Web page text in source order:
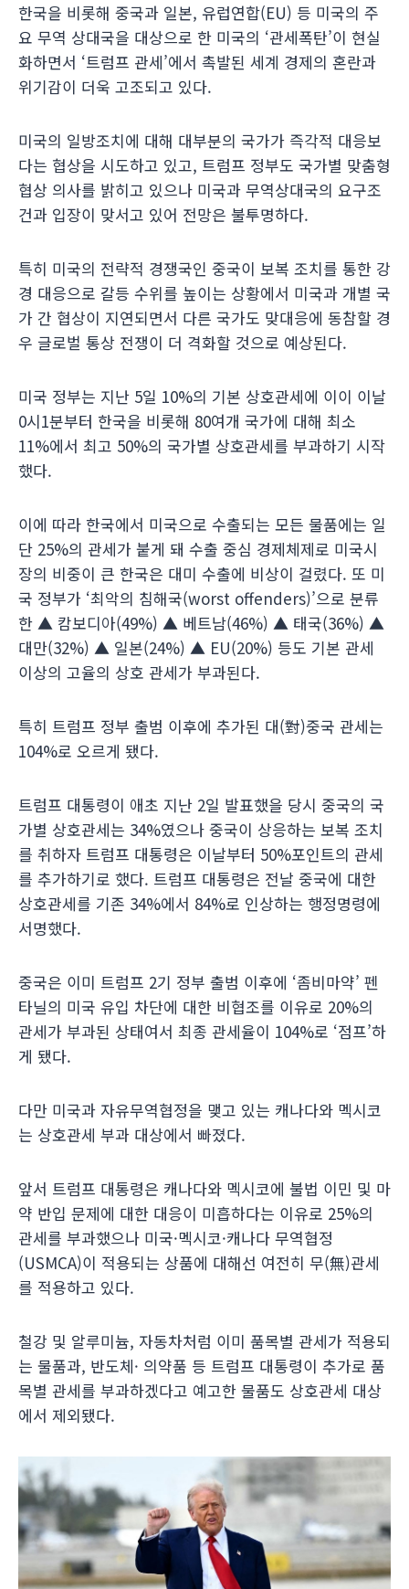
한국을 비롯해 중국과 일본, 유럽연합(EU) 등 미국의 주
요 무역 상대국을 대상으로 한 미국의 ‘관세폭탄’이 현실
화하면서 ‘트럼프 관세’에서 촉발된 세계 경제의 혼란과
위기감이 더욱 고조되고 있다.
미국의 일방조치에 대해 대부분의 국가가 즉각적 대응보
다는 협상을 시도하고 있고, 트럼프 정부도 국가별 맞춤형
협상 의사를 밝히고 있으나 미국과 무역상대국의 요구조
건과 입장이 맞서고 있어 전망은 불투명하다.
특히 미국의 전략적 경쟁국인 중국이 보복 조치를 통한 강
경 대응으로 갈등 수위를 높이는 상황에서 미국과 개별 국
가 간 협상이 지연되면서 다른 국가도 맞대응에 동참할 경
우 글로벌 통상 전쟁이 더 격화할 것으로 예상된다.
미국 정부는 지난 5일 10%의 기본 상호관세에 이이 이날
0시1분부터 한국을 비롯해 80여개 국가에 대해 최소
11%에서 최고 50%의 국가별 상호관세를 부과하기 시작
했다.
이에 따라 한국에서 미국으로 수출되는 모든 물품에는 일
단 25%의 관세가 붙게 돼 수출 중심 경제체제로 미국시
장의 비중이 큰 한국은 대미 수출에 비상이 걸렸다. 또 미
국 정부가 ‘최악의 침해국(worst offenders)’으로 분류
한 ▲ 캄보디아(49%) ▲ 베트남(46%) ▲ 태국(36%) ▲
대만(32%) ▲ 일본(24%) ▲ EU(20%) 등도 기본 관세
이상의 고율의 상호 관세가 부과된다.
특히 트럼프 정부 출범 이후에 추가된 대(對)중국 관세는
104%로 오르게 됐다.
트럼프 대통령이 애초 지난 2일 발표했을 당시 중국의 국
가별 상호관세는 34%였으나 중국이 상응하는 보복 조치
를 취하자 트럼프 대통령은 이날부터 50%포인트의 관세
를 추가하기로 했다. 트럼프 대통령은 전날 중국에 대한
상호관세를 기존 34%에서 84%로 인상하는 행정명령에
서명했다.
중국은 이미 트럼프 2기 정부 출범 이후에 ‘좀비마약’ 펜
타닐의 미국 유입 차단에 대한 비협조를 이유로 20%의
관세가 부과된 상태여서 최종 관세율이 104%로 ‘점프’하
게 됐다.
다만 미국과 자유무역협정을 맺고 있는 캐나다와 멕시코
는 상호관세 부과 대상에서 빠졌다.
앞서 트럼프 대통령은 캐나다와 멕시코에 불법 이민 및 마
약 반입 문제에 대한 대응이 미흡하다는 이유로 25%의
관세를 부과했으나 미국·멕시코·캐나다 무역협정
(USMCA)이 적용되는 상품에 대해선 여전히 무(無)관세
를 적용하고 있다.
철강 및 알루미늄, 자동차처럼 이미 품목별 관세가 적용되
는 물품과, 반도체· 의약품 등 트럼프 대통령이 추가로 품
목별 관세를 부과하겠다고 예고한 물품도 상호관세 대상
에서 제외됐다.